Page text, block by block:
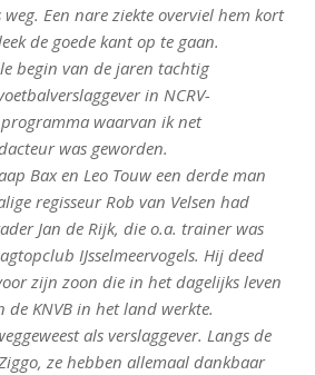
Een nare ziekte overviel hem kort
de goede kant op te gaan.
begin van de jaren tachtig
in NCRV-
waarvan ik net
was geworden.
Bax en Leo Touw een derde man
regisseur Rob van Velsen had
Jan de Rijk, die o.a. trainer was
IJsselmeervogels. Hij deed
zijn zoon die in het dagelijks leven
KNVB in het land werkte.
als verslaggever. Langs de
ze hebben allemaal dankbaar